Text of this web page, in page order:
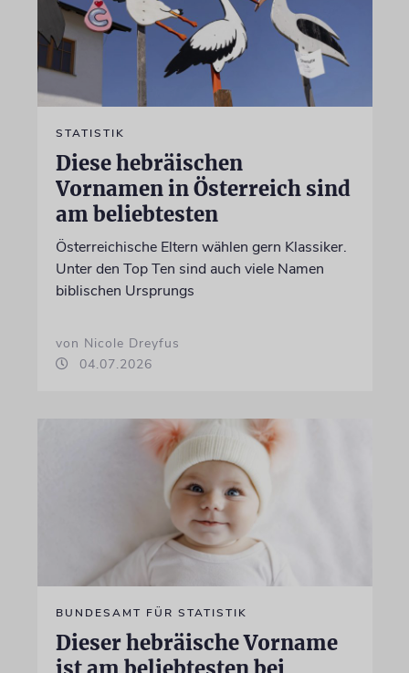
STATISTIK
Diese hebräischen
Vornamen in Österreich sind
am beliebtesten
Österreichische Eltern wählen gern Klassiker.
Unter den Top Ten sind auch viele Namen
biblischen Ursprungs
von Nicole Dreyfus
04.07.2026
BUNDESAMT FÜR STATISTIK
Dieser hebräische Vorname